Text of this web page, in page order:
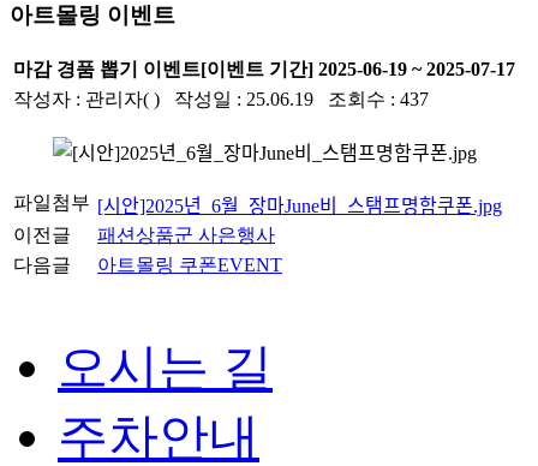
아트몰링 이벤트
마감경품 뽑기 이벤트[이벤트 기간] 2025-06-19 ~ 2025-07-17
작성자 : 관리자( ) 작성일 : 25.06.19 조회수 : 437
파일첨부 [시안]2025년_6월_장마June비_스탬프명함쿠폰.jpg
이전글
패션상품군 사은행사
다음글
아트몰링 쿠폰EVENT
오시는 길
주차안내